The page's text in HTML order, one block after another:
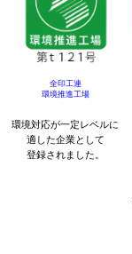
全印工連
環境推進工場
環境対応が一定レベルに
適した企業として
登録されました。